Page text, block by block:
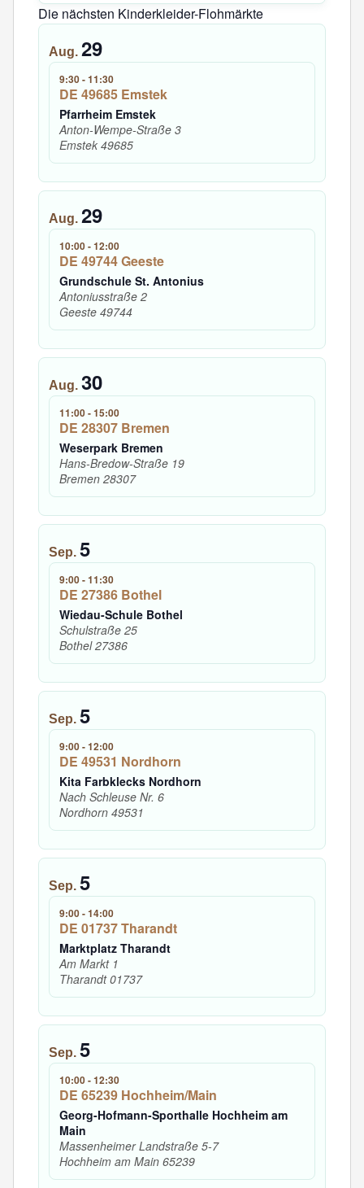
Die nächsten Kinderkleider-Flohmärkte
Aug. 29
9:30-11:30
DE 49685 Emstek
Pfarrheim Emstek
Anton-Wempe-Straße 3
Emstek 49685
Aug. 29
10:00-12:00
DE 49744 Geeste
Grundschule St. Antonius
Antoniusstraße 2
Geeste 49744
Aug. 30
11:00-15:00
DE 28307 Bremen
Weserpark Bremen
Hans-Bredow-Straße 19
Bremen 28307
Sep. 5
9:00-11:30
DE 27386 Bothel
Wiedau-Schule Bothel
Schulstraße 25
Bothel27386
Sep. 5
9:00-12:00
DE 49531 Nordhorn
Kita Farbklecks Nordhorn
Nach Schleuse Nr. 6
Nordhorn 49531
Sep. 5
9:00-14:00
DE 01737 Tharandt
Marktplatz Tharandt
Am Markt 1
Tharandt01737
Sep. 5
10:00-12:30
DE 65239 Hochheim/Main
Georg-Hofmann-Sporthalle Hochheim am
Main
Massenheimer Landstraße 5-7
Hochheim am Main 65239